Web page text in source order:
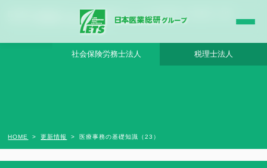
医療事務の基礎知識（23） - 日本医業総研グループ |日本医業総研｜医院開業・承継・
クリニック経営支援・医療モール開発
社会保険労務士法人 税理士法人
HOME 更新情報 医療事務の基礎知識（23）